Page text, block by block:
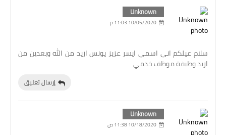
المرحلة الاعدادية
Unknown
10/05/2020 11:03 م
سلام عيلكم اني اسمي ايسر عزيز يونس اريد من الله وبعدين من
اريد وظيفة موظف خدمي
إرسال تعليق
Unknown
10/18/2020 11:38 ص